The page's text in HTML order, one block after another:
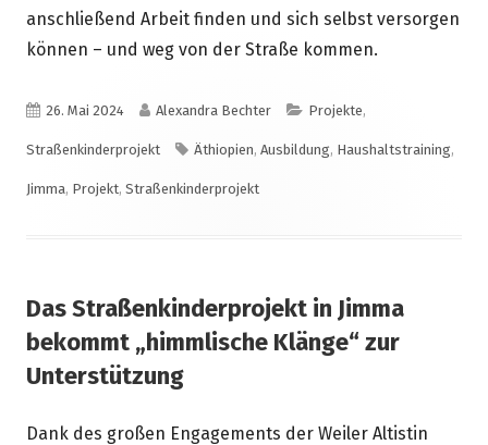
anschließend Arbeit finden und sich selbst versorgen
können – und weg von der Straße kommen.
Veröffentlicht
am
26. Mai 2024 Autor
Alexandra Bechter Kategorien
Projekte,
Straßenkinderprojekt Schlagwörter
Äthiopien, Ausbildung, Haushaltstraining,
Jimma, Projekt, Straßenkinderprojekt
Das Straßenkinderprojekt in Jimma
bekommt „himmlische Klänge“ zur
Unterstützung
Dank des großen Engagements der Weiler Altistin